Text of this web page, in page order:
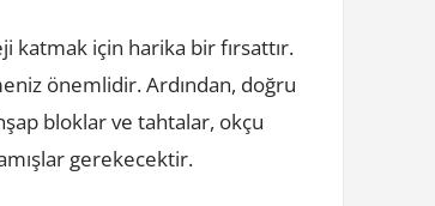
katmak için harika bir fırsattır.
önemlidir. Ardından, doğru
bloklar ve tahtalar, okçu
gerekecektir.